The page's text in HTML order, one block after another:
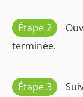
Étape 2
terminée.
Étape 3